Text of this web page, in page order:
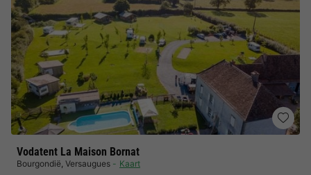
Vodatent La Maison Bornat
Bourgondië, Versaugues
Kaart